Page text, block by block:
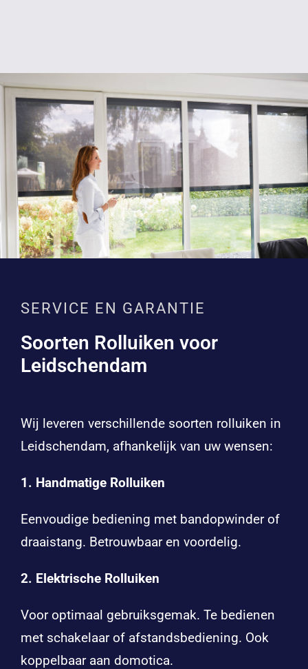
SERVICE EN GARANTIE
Soorten Rolluiken voor
Leidschendam
Wij leveren verschillende soorten rolluiken in
Leidschendam, afhankelijk van uw wensen:
1. Handmatige Rolluiken
Eenvoudige bediening met bandopwinder of
draaistang. Betrouwbaar en voordelig.
2. Elektrische Rolluiken
Voor optimaal gebruiksgemak. Te bedienen
met schakelaar of afstandsbediening. Ook
koppelbaar aan domotica.